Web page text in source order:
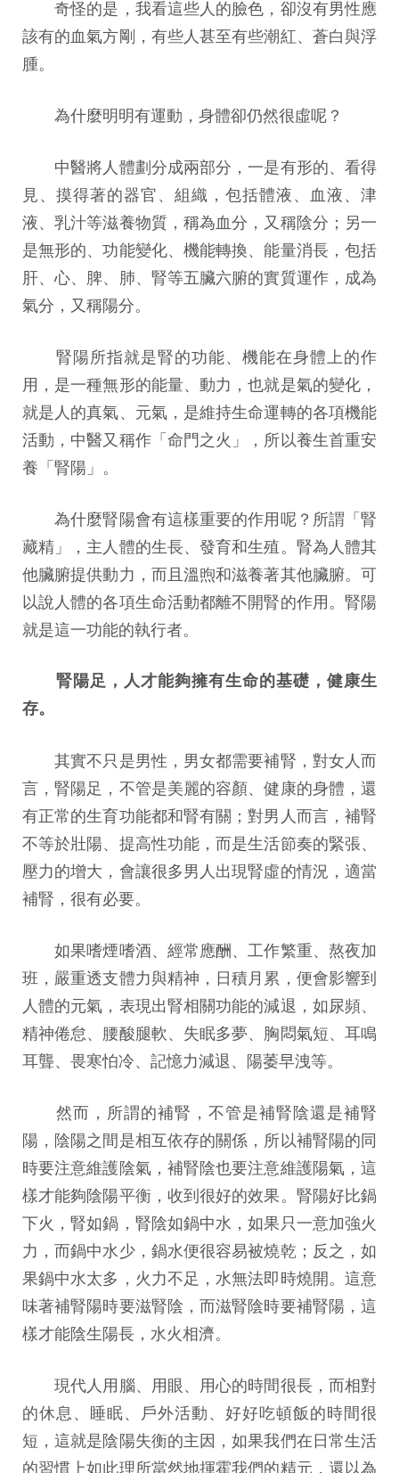
奇怪的是，我看這些人的臉色，卻沒有男性應
該有的血氣方剛，有些人甚至有些潮紅、蒼白與浮
腫。
為什麼明明有運動，身體卻仍然很虛呢？
中醫將人體劃分成兩部分，一是有形的、看得
見、摸得著的器官、組織，包括體液、血液、津
液、乳汁等滋養物質，稱為血分，又稱陰分；另一
是無形的、功能變化、機能轉換、能量消長，包括
肝、心、脾、肺、腎等五臟六腑的實質運作，成為
氣分，又稱陽分。
腎陽所指就是腎的功能、機能在身體上的作
用，是一種無形的能量、動力，也就是氣的變化，
就是人的真氣、元氣，是維持生命運轉的各項機能
活動，中醫又稱作「命門之火」，所以養生首重安
養「腎陽」。
為什麼腎陽會有這樣重要的作用呢？所謂「腎
藏精」，主人體的生長、發育和生殖。腎為人體其
他臟腑提供動力，而且溫煦和滋養著其他臟腑。可
以說人體的各項生命活動都離不開腎的作用。腎陽
就是這一功能的執行者。
腎陽足，人才能夠擁有生命的基礎，健康生
存。
其實不只是男性，男女都需要補腎，對女人而
言，腎陽足，不管是美麗的容顏、健康的身體，還
有正常的生育功能都和腎有關；對男人而言，補腎
不等於壯陽、提高性功能，而是生活節奏的緊張、
壓力的增大，會讓很多男人出現腎虛的情況，適當
補腎，很有必要。
如果嗜煙嗜酒、經常應酬、工作繁重、熬夜加
班，嚴重透支體力與精神，日積月累，便會影響到
人體的元氣，表現出腎相關功能的減退，如尿頻、
精神倦怠、腰酸腿軟、失眠多夢、胸悶氣短、耳鳴
耳聾、畏寒怕冷、記憶力減退、陽萎早洩等。
然而，所謂的補腎，不管是補腎陰還是補腎
陽，陰陽之間是相互依存的關係，所以補腎陽的同
時要注意維護陰氣，補腎陰也要注意維護陽氣，這
樣才能夠陰陽平衡，收到很好的效果。腎陽好比鍋
下火，腎如鍋，腎陰如鍋中水，如果只一意加強火
力，而鍋中水少，鍋水便很容易被燒乾；反之，如
果鍋中水太多，火力不足，水無法即時燒開。這意
味著補腎陽時要滋腎陰，而滋腎陰時要補腎陽，這
樣才能陰生陽長，水火相濟。
現代人用腦、用眼、用心的時間很長，而相對
的休息、睡眠、戶外活動、好好吃頓飯的時間很
短，這就是陰陽失衡的主因，如果我們在日常生活
的習慣上如此理所當然地揮霍我們的精元，還以為